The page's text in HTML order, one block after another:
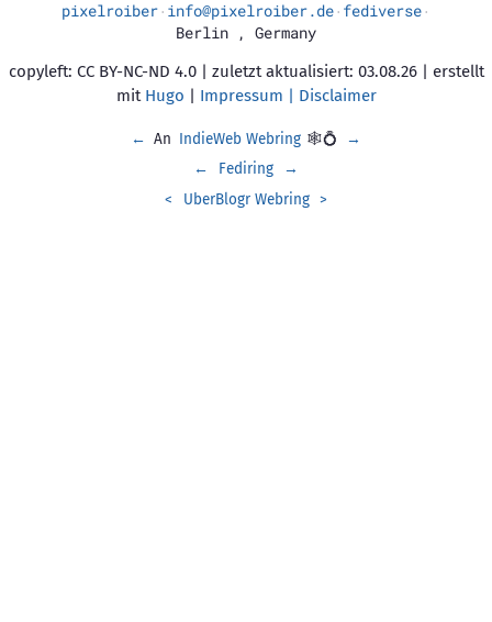
pixelroiber· info@pixelroiber.de· fediverse·
Berlin , Germany
copyleft: CC BY-NC-ND 4.0 | zuletzt aktualisiert: 03.08.26 | erstellt
mit Hugo | Impressum | Disclaimer
← An IndieWeb Webring 🕸💍
→
←
Fediring
→
<
UberBlogr Webring >